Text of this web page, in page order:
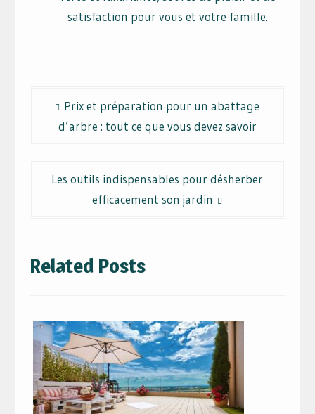
satisfaction pour vous et votre famille.
Prix et préparation pour un abattage
d’arbre : tout ce que vous devez savoir
Les outils indispensables pour désherber
efficacement son jardin
Related Posts